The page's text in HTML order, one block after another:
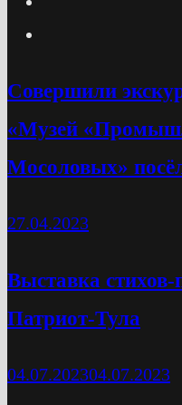
Cовершили
«Музей
Мосоловых»
27.04.2023
Выставка
Патриот-Тула
04.07.202304.07.2023